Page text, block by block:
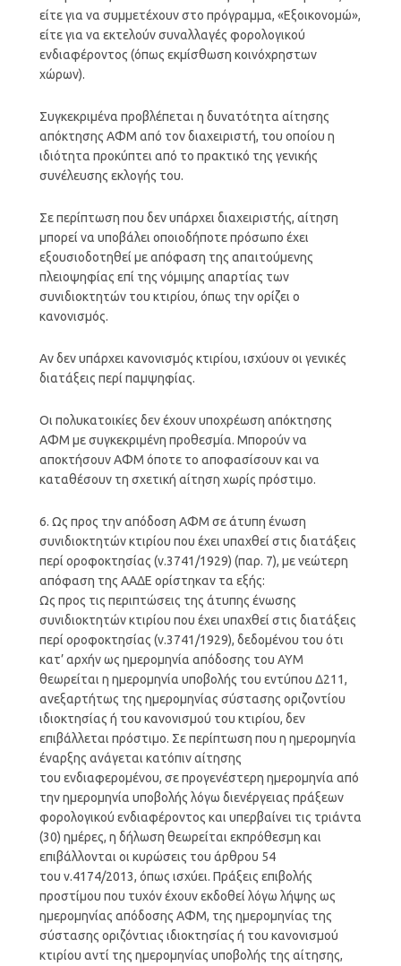
είτε για να συμμετέχουν στο πρόγραμμα, «Εξοικονομώ»,
είτε για να εκτελούν συναλλαγές φορολογικού
ενδιαφέροντος (όπως εκμίσθωση κοινόχρηστων
χώρων).
Συγκεκριμένα προβλέπεται η δυνατότητα αίτησης
απόκτησης ΑΦΜ από τον διαχειριστή, του οποίου η
ιδιότητα προκύπτει από το πρακτικό της γενικής
συνέλευσης εκλογής του.
Σε περίπτωση που δεν υπάρχει διαχειριστής, αίτηση
μπορεί να υποβάλει οποιοδήποτε πρόσωπο έχει
εξουσιοδοτηθεί με απόφαση της απαιτούμενης
πλειοψηφίας επί της νόμιμης απαρτίας των
συνιδιοκτητών του κτιρίου, όπως την ορίζει ο
κανονισμός.
Αν δεν υπάρχει κανονισμός κτιρίου, ισχύουν οι γενικές
διατάξεις περί παμψηφίας.
Οι πολυκατοικίες δεν έχουν υποχρέωση απόκτησης
ΑΦΜ με συγκεκριμένη προθεσμία. Μπορούν να
αποκτήσουν ΑΦΜ όποτε το αποφασίσουν και να
καταθέσουν τη σχετική αίτηση χωρίς πρόστιμο.
6. Ως προς την απόδοση ΑΦΜ σε άτυπη ένωση
συνιδιοκτητών κτιρίου που έχει υπαχθεί στις διατάξεις
περί οροφοκτησίας (ν.3741/1929) (παρ. 7), με νεώτερη
απόφαση της ΑΑΔΕ ορίστηκαν τα εξής:
Ως προς τις περιπτώσεις της άτυπης ένωσης
συνιδιοκτητών κτιρίου που έχει υπαχθεί στις διατάξεις
περί οροφοκτησίας (ν.3741/1929), δεδομένου του ότι
κατ’ αρχήν ως ημερομηνία απόδοσης του ΑΥΜ
θεωρείται η ημερομηνία υποβολής του εντύπου Δ211,
ανεξαρτήτως της ημερομηνίας σύστασης οριζοντίου
ιδιοκτησίας ή του κανονισμού του κτιρίου, δεν
επιβάλλεται πρόστιμο. Σε περίπτωση που η ημερομηνία
έναρξης ανάγεται κατόπιν αίτησης
του ενδιαφερομένου, σε προγενέστερη ημερομηνία από
την ημερομηνία υποβολής λόγω διενέργειας πράξεων
φορολογικού ενδιαφέροντος και υπερβαίνει τις τριάντα
(30) ημέρες, η δήλωση θεωρείται εκπρόθεσμη και
επιβάλλονται οι κυρώσεις του άρθρου 54
του ν.4174/2013, όπως ισχύει. Πράξεις επιβολής
προστίμου που τυχόν έχουν εκδοθεί λόγω λήψης ως
ημερομηνίας απόδοσης ΑΦΜ, της ημερομηνίας της
σύστασης οριζόντιας ιδιοκτησίας ή του κανονισμού
κτιρίου αντί της ημερομηνίας υποβολής της αίτησης,